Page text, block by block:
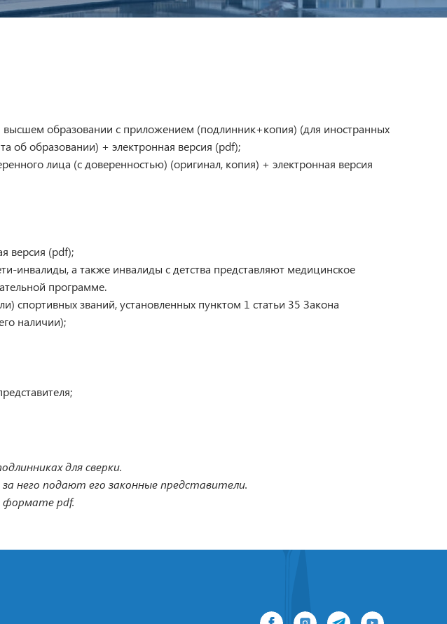
образовании с приложением (подлинник+копия) (для иностранных
об образовании) + электронная версия (pdf);
лица (с доверенностью) (оригинал, копия) + электронная версия
версия (pdf);
инвалиды, а также инвалиды с детства представляют медицинское
программе.
спортивных званий, установленных пунктом 1 статьи 35 Закона
наличии);
для сверки.
него подают его законные представители.
формате pdf.